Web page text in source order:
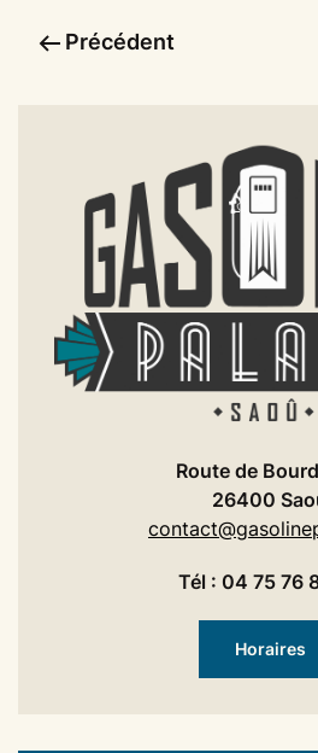
Précédent
Route de
26400
Tél : 04 75 76
Horaires